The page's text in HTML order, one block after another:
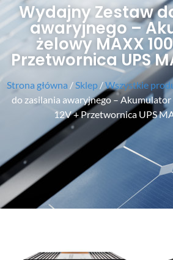
Wydajny Zestaw
awaryjnego –
żelowy MAXX
Przetwornica UPS
Strona główna / Sklep/Wszystkie
do zasilania awaryjnego –
12V + Przetwornica UPS